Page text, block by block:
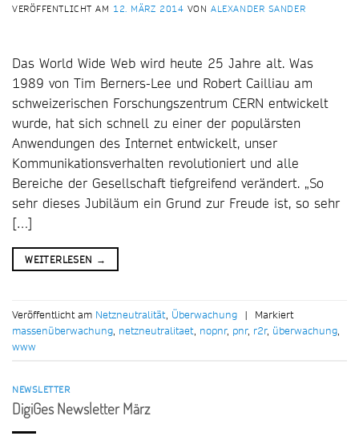
VERÖFFENTLICHT AM 12. MÄRZ 2014 VONALEXANDER SANDER
Das World Wide Web wird heute 25 Jahre alt. Was
1989 von Tim Berners-Lee und Robert Cailliau am
schweizerischen Forschungszentrum CERN entwickelt
wurde, hat sich schnell zu einer der populärsten
Anwendungen des Internet entwickelt, unser
Kommunikationsverhalten revolutioniert und alle
Bereiche der Gesellschaft tiefgreifend verändert. „So
sehr dieses Jubiläum ein Grund zur Freude ist, so sehr
[…]
WEITERLESEN →
Veröffentlicht am Netzneutralität, Überwachung |
Markiert
massenüberwachung, netzneutralitaet, nopnr, pnr, r2r, überwachung,
www
NEWSLETTER
DigiGes Newsletter März